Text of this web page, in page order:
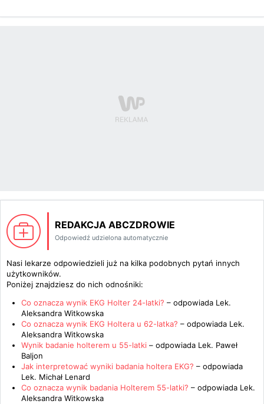
REDAKCJA ABCZDROWIE
Odpowiedź udzielona automatycznie
Nasi lekarze odpowiedzieli już na kilka podobnych pytań innych
użytkowników.
Poniżej znajdziesz do nich odnośniki:
Co oznacza wynik EKG Holter 24-latki? – odpowiada Lek.
Aleksandra Witkowska
Co oznacza wynik EKG Holtera u 62-latka? – odpowiada Lek.
Aleksandra Witkowska
Wynik badanie holterem u 55-latki – odpowiada Lek. Paweł
Baljon
Jak interpretować wyniki badania holtera EKG? – odpowiada
Lek. Michał Lenard
Co oznacza wynik badania Holterem 55-latki? – odpowiada Lek.
Aleksandra Witkowska